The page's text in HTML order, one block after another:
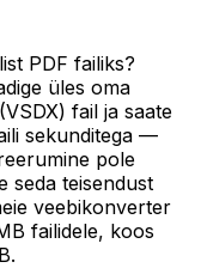
PDF failiks?
üles oma
fail ja saate
sekunditega —
pole
seda teisendust
veebikonverter
failidele, koos